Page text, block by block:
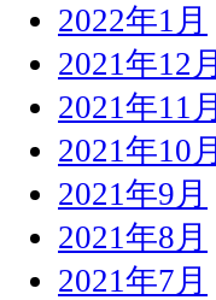
2022年1月
2021年12月
2021年11月
2021年10月
2021年9月
2021年8月
2021年7月